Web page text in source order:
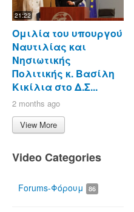
21:22
Ομιλία του υπουργού
Ναυτιλίας και
Νησιωτικής
Πολιτικής κ. Βασίλη
Κικίλια στο Δ.Σ...
2 months ago
View More
Video Categories
Forums-Φόρουμ 86